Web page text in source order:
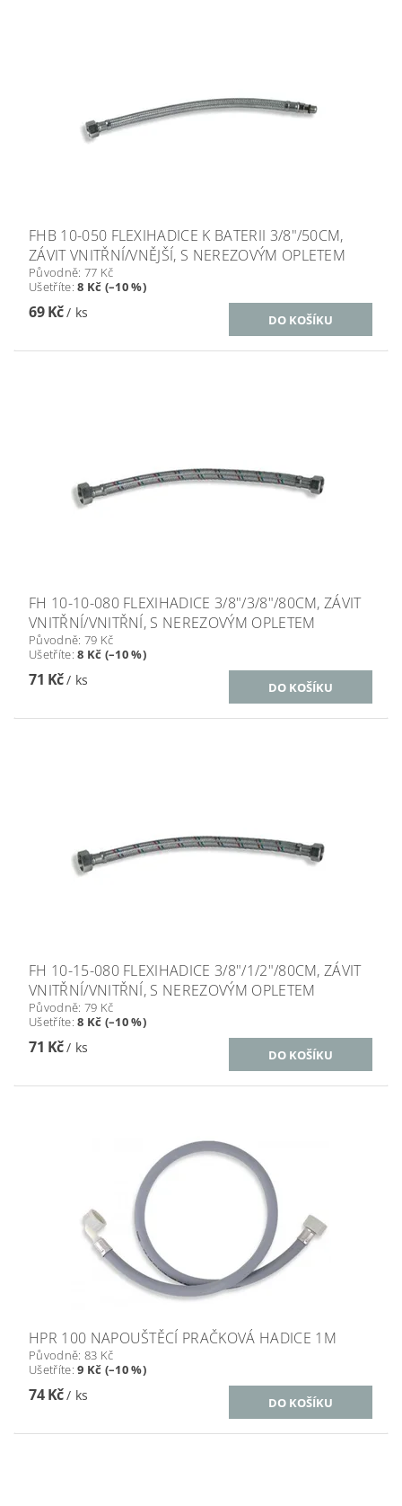
FHB 10-050 FLEXIHADICE K BATERII 3/8"/50CM,
ZÁVIT VNITŘNÍ/VNĚJŠÍ, S NEREZOVÝM OPLETEM
Původně: 77 Kč
Ušetříte:8 Kč (–10 %)
69 Kč/ ks
FH 10-10-080 FLEXIHADICE 3/8"/3/8"/80CM, ZÁVIT
VNITŘNÍ/VNITŘNÍ, S NEREZOVÝM OPLETEM
Původně: 79 Kč
Ušetříte:8 Kč (–10 %)
71 Kč/ ks
FH 10-15-080 FLEXIHADICE 3/8"/1/2"/80CM, ZÁVIT
VNITŘNÍ/VNITŘNÍ, S NEREZOVÝM OPLETEM
Původně: 79 Kč
Ušetříte:8 Kč (–10 %)
71 Kč/ ks
HPR 100 NAPOUŠTĚCÍ PRAČKOVÁ HADICE 1M
Původně: 83 Kč
Ušetříte:9 Kč (–10 %)
74 Kč/ ks